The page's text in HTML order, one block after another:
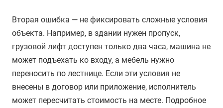
Вторая ошибка — не фиксировать сложные условия
объекта. Например, в здании нужен пропуск,
грузовой лифт доступен только два часа, машина не
может подъехать ко входу, а мебель нужно
переносить по лестнице. Если эти условия не
внесены в договор или приложение, исполнитель
может пересчитать стоимость на месте. Подробное